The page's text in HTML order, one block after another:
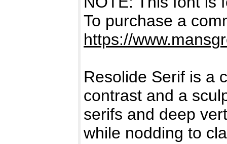
To purchase a
https://
Resolide Serif is a
contrast and a
serifs and deep
while nodding to